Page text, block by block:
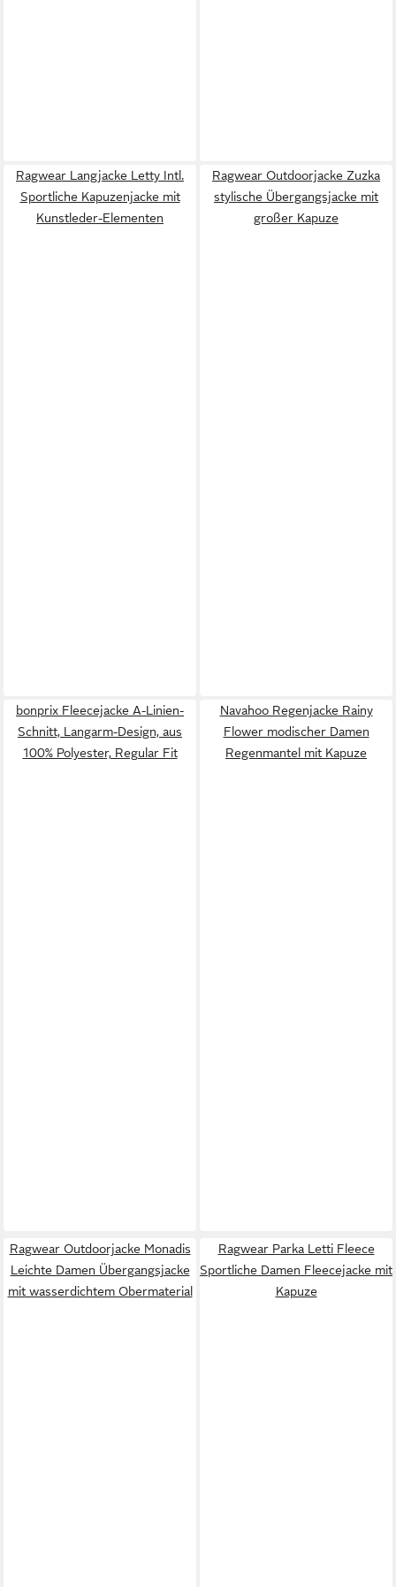
Ragwear Langjacke Letty Intl.
Sportliche Kapuzenjacke mit
Kunstleder-Elementen
Ragwear Outdoorjacke Zuzka
stylische Übergangsjacke mit
großer Kapuze
bonprix Fleecejacke A-Linien-
Schnitt, Langarm-Design, aus
100% Polyester, Regular Fit
Navahoo Regenjacke Rainy
Flower modischer Damen
Regenmantel mit Kapuze
Ragwear Outdoorjacke Monadis
Leichte Damen Übergangsjacke
mit wasserdichtem Obermaterial
Ragwear Parka Letti Fleece
Sportliche Damen Fleecejacke mit
Kapuze